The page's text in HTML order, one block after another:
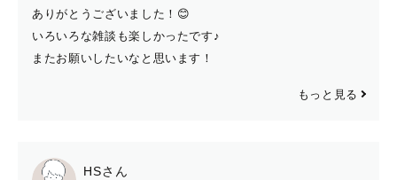
ありがとうございました！😊
いろいろな雑談も楽しかったです♪
またお願いしたいなと思います！
もっと見る
HSさん